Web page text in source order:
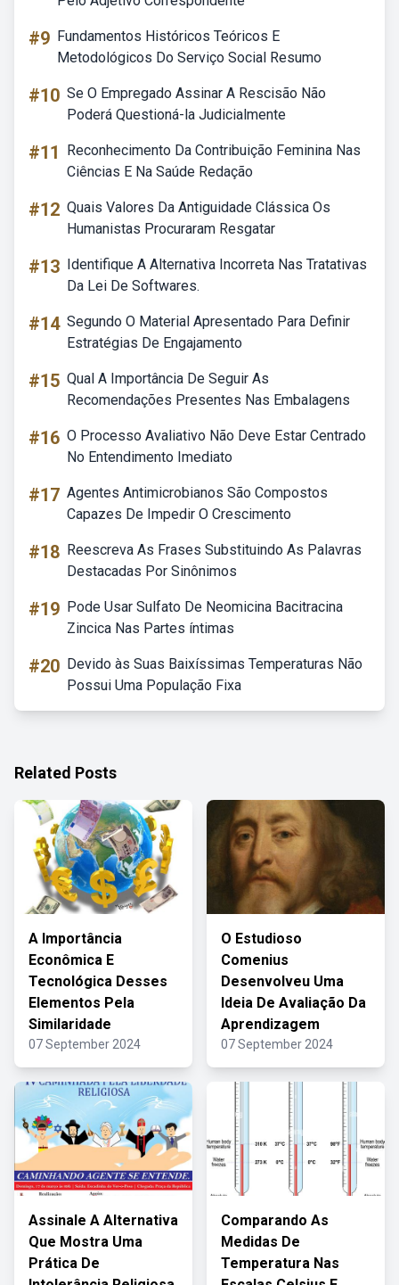
#9 Fundamentos Históricos Teóricos E
Metodológicos Do Serviço Social Resumo
#10 Se O Empregado Assinar A Rescisão Não
Poderá Questioná-la Judicialmente
#11
Reconhecimento Da Contribuição Feminina Nas
Ciências E Na Saúde Redação
#12 Quais Valores Da Antiguidade Clássica Os
Humanistas Procuraram Resgatar
#13 Identifique A Alternativa Incorreta Nas Tratativas
Da Lei De Softwares.
#14 Segundo O Material Apresentado Para Definir
Estratégias De Engajamento
#15 Qual A Importância De Seguir As
Recomendações Presentes Nas Embalagens
#16 O Processo Avaliativo Não Deve Estar Centrado
No Entendimento Imediato
#17 Agentes Antimicrobianos São Compostos
Capazes De Impedir O Crescimento
#18 Reescreva As Frases Substituindo As Palavras
Destacadas Por Sinônimos
#19 Pode Usar Sulfato De Neomicina Bacitracina
Zincica Nas Partes íntimas
#20 Devido às Suas Baixíssimas Temperaturas Não
Possui Uma População Fixa
Related Posts
A Importância
Econômica E
Tecnológica Desses
Elementos Pela
Similaridade
07 September 2024
O Estudioso
Comenius
Desenvolveu Uma
Ideia De Avaliação Da
Aprendizagem
07 September 2024
Assinale A Alternativa
Que Mostra Uma
Prática De
Comparando As
Medidas De
Temperatura Nas